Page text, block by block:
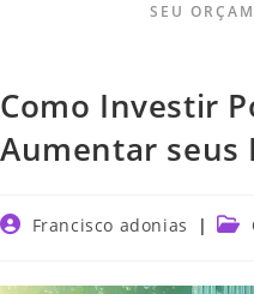
SEU
Como Investir
Aumentar seus
Francisco adonias